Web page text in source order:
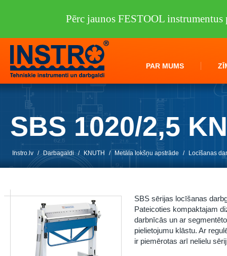
PAR MUMS
SBS 1020/2,5
Instro.lv / Darbagaldi / KNUTH / Metāla lokšņu apstrāde / Locīšanas
SBS sērijas locīšanas
Pateicoties kompaktajam
darbnīcās un ar
pielietojumu klāstu. Ar
ir piemērotas arī nelielu
Pērc jaunos FESTOOL